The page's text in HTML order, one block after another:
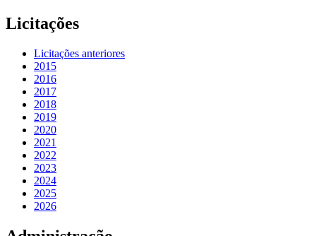
Licitações
Licitações anteriores
2015
2016
2017
2018
2019
2020
2021
2022
2023
2024
2025
2026